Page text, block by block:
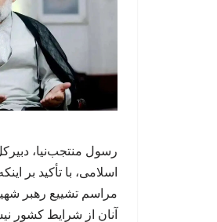
رسول منتجب‌نیا،
اسلامی، با تأکید بر
مراسم تشییع رهبر
آنان از شرایط کشور